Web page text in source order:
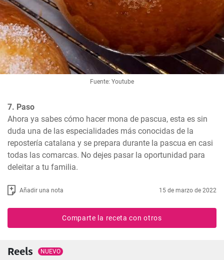
Fuente: Youtube
7. Paso
Ahora ya sabes cómo hacer mona de pascua, esta es sin
duda una de las especialidades más conocidas de la
repostería catalana y se prepara durante la pascua en casi
todas las comarcas. No dejes pasar la oportunidad para
deleitar a tu familia.
Añadir una nota 15 de marzo de 2022
Comparte la receta con otros
Reels NUEVO